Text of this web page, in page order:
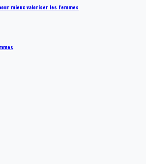
mieux valoriser les femmes